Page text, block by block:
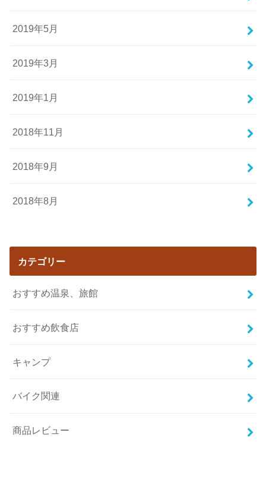
2019年5月
2019年3月
2019年1月
2018年11月
2018年9月
2018年8月
カテゴリー
おすすめ温泉、旅館
おすすめ飲食店
キャンプ
バイク関連
商品レビュー